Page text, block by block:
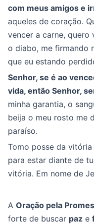
com meus amigos e
aqueles de coração.
vencer a carne, quero
o diabo, me firmando
que eu estando
Senhor, se é ao
vida, então Senhor,
minha garantia, o
beija o meu rosto me
paraíso.
Tomo posse da
para estar diante de
vitória. Em nome de
A Oração pela
forte de buscar paz e